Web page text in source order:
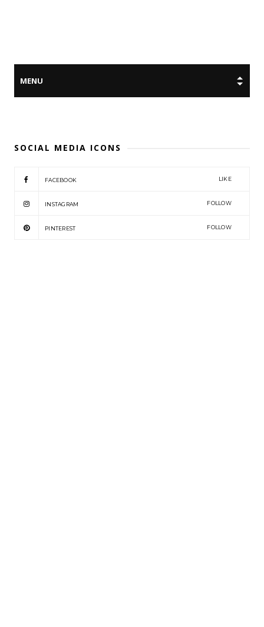
SOCIAL MEDIA ICONS
FACEBOOK LIKE
INSTAGRAM FOLLOW
PINTEREST FOLLOW